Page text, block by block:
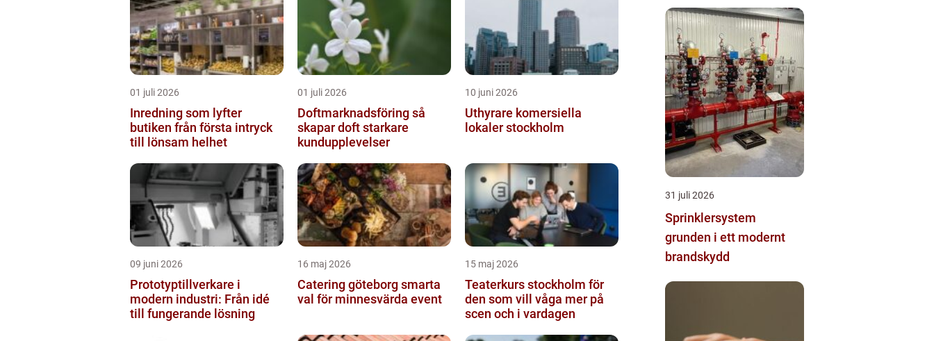
01 juli 2026
Inredning som lyfter
butiken från första intryck
till lönsam helhet
01 juli 2026
Doftmarknadsföring så
skapar doft starkare
kundupplevelser
10 juni 2026
Uthyrare komersiella
lokaler stockholm
09 juni 2026
Prototyptillverkare i
modern industri: Från idé
till fungerande lösning
16 maj 2026
Catering göteborg smarta
val för minnesvärda event
15 maj 2026
Teaterkurs stockholm för
den som vill våga mer på
scen och i vardagen
31 juli 2026
Sprinklersystem
grunden i ett modernt
brandskydd